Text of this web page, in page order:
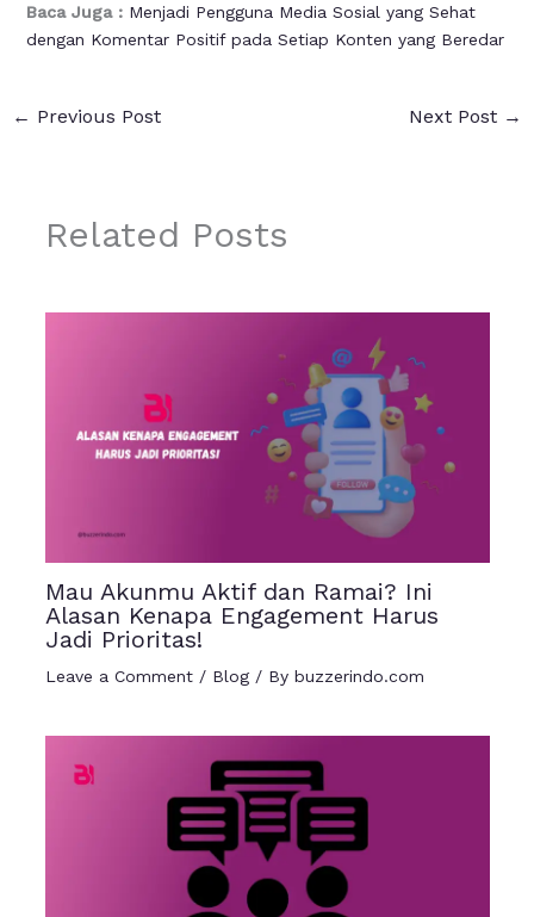
Baca Juga : Menjadi Pengguna Media Sosial yang Sehat
dengan Komentar Positif pada Setiap Konten yang Beredar
← Previous Post Next Post →
Related Posts
Mau Akunmu Aktif dan Ramai? Ini
Alasan Kenapa Engagement Harus
Jadi Prioritas!
Leave a Comment / Blog/ By buzzerindo.com